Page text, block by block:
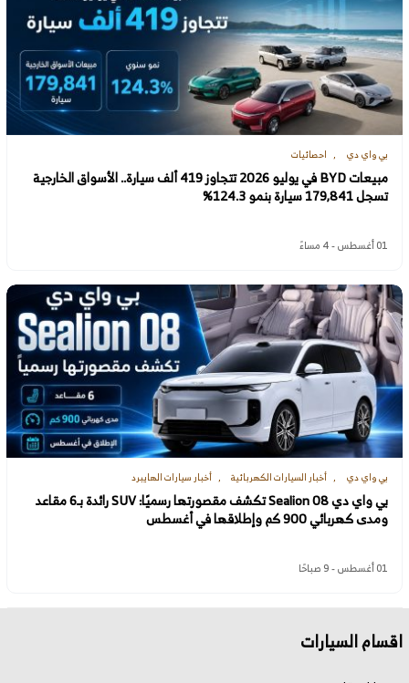
بي واي دي احصائيات
مبيعات BYD في يوليو 2026 تتجاوز 419 ألف سيارة.. الأسواق الخارجية
تسجل 179,841 سيارة بنمو 124.3%
01 أغسطس - 4 مساءً
بي واي دي أخبار السيارات الكهربائية أخبار سيارات الهايبرد
بي واي دي Sealion 08 تكشف مقصورتها رسميًا: SUV رائدة بـ6 مقاعد
ومدى كهربائي 900 كم وإطلاقها في أغسطس
01 أغسطس - 9 صباحًا
اقسام السيارات